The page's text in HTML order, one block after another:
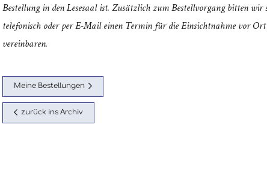
Bestellung in den Lesesaal ist. Zusätzlich zum Bestellvorgang bitten wir
telefonisch oder per E-Mail einen Termin für die Einsichtnahme vor
vereinbaren.
Meine Bestellungen
zurück ins Archiv